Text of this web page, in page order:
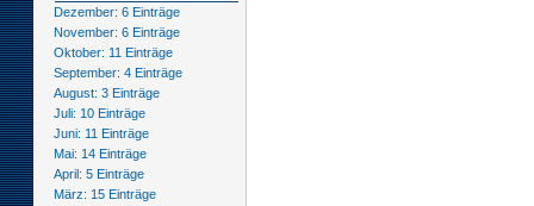
Dezember: 6 Einträge
November: 6 Einträge
Oktober: 11 Einträge
September: 4 Einträge
August: 3 Einträge
Juli: 10 Einträge
Juni: 11 Einträge
Mai: 14 Einträge
April: 5 Einträge
März: 15 Einträge